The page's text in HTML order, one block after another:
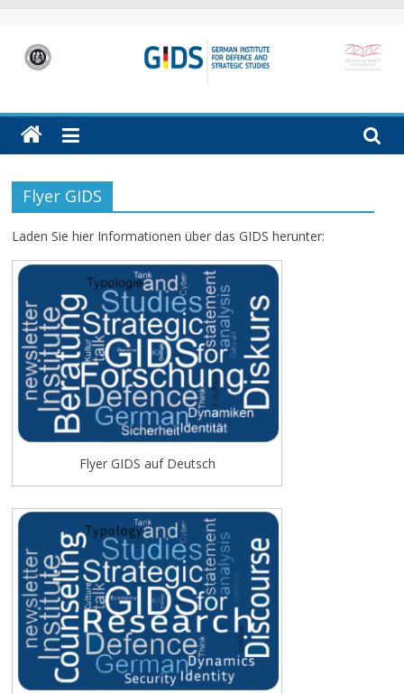
contentGIDS
German
Institute
Defence
and
Strategic
(GIDS)
Hamburg
Flyer GIDS
Laden Sie hier Informationen über das GIDS herunter:
Flyer GIDS auf Deutsch